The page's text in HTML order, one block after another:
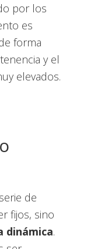
por los
es
forma
y el
elevados.
de
fijos, sino
dinámica.